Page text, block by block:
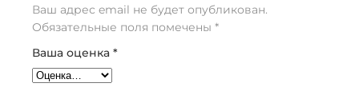
Ваш адрес email не будет опубликован.
Обязательные поля помечены *
Ваша оценка *